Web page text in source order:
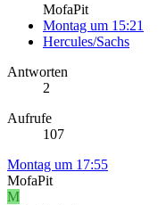
MofaPit
Montag um 15:21
Hercules/Sachs
Antworten
2
Aufrufe
107
Montag um 17:55
MofaPit
M